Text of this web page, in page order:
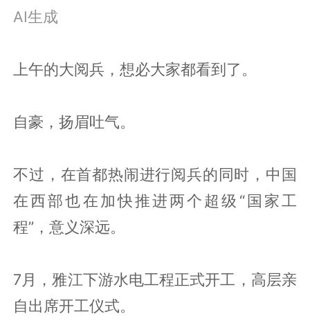
AI生成
上午的大阅兵，想必大家都看到了。
自豪，扬眉吐气。
不过，在首都热闹进行阅兵的同时，中国
在西部也在加快推进两个超级“国家工
程”，意义深远。
7月，雅江下游水电工程正式开工，高层亲
自出席开工仪式。